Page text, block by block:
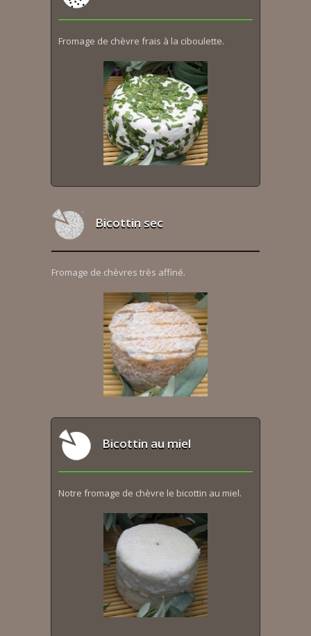
Fromage de chèvre frais à la ciboulette.
Bicottin sec
Fromage de chèvres très affiné.
Bicottin au miel
Notre fromage de chèvre le bicottin au miel.